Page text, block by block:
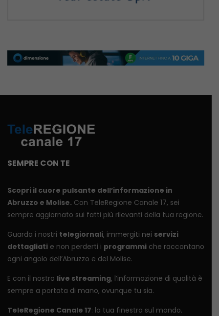
SEMPRE CON TE
Scopri il cuore pulsante dell’informazione in
Abruzzo e Molise. Con TeleRegione Canale 17, sei
sempre aggiornato sui fatti più rilevanti della tua regione.
Guarda i nostri telegiornali, immergiti nei servizi
dettagliati e non perderti i programmi che raccontano
ogni angolo dell’Abruzzo e del Molise.
E con il nostro live streaming, l’informazione di qualità è
sempre a portata di mano, ovunque tu sia.
TeleRegione Canale 17: la tua finestra sul mondo.